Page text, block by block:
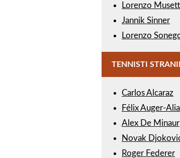
Lorenzo
Jannik Sinner
Lorenzo
TENNISTI
Carlos Alcaraz
Félix Auger-
Alex De Minaur
Novak
Roger Federer